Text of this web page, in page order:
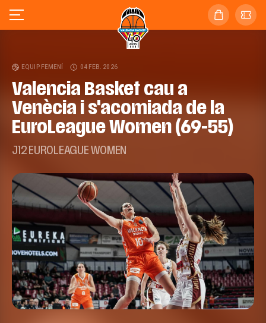
EQUIP FEMENÍ 04 FEB. 2026
Valencia Basket cau a
Venècia i s'acomiada de la
EuroLeague Women (69-55)
J12 EUROLEAGUE WOMEN